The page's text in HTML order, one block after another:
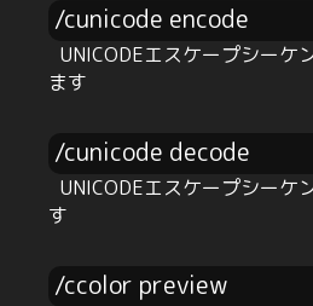
/cunicode encode
UNICODEエスケープシーケ
ます
/cunicode decode
UNICODEエスケープシーケ
す
/ccolor preview